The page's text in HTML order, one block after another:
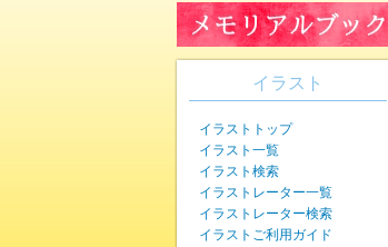
イラスト
イラストトップ
イラスト一覧
イラスト検索
イラストレーター一覧
イラストレーター検索
イラストご利用ガイド